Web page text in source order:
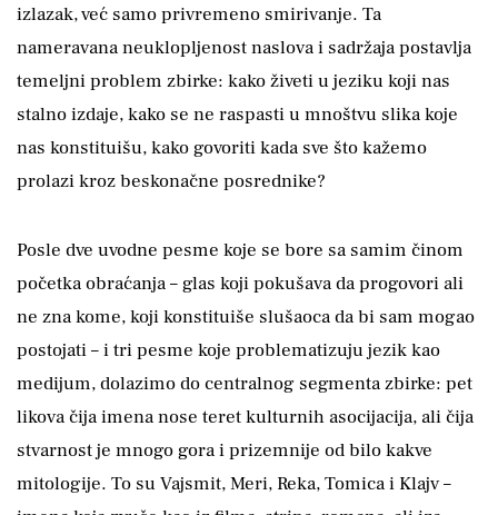
izlazak, već samo privremeno smirivanje. Ta
nameravana neuklopljenost naslova i sadržaja postavlja
temeljni problem zbirke: kako živeti u jeziku koji nas
stalno izdaje, kako se ne raspasti u mnoštvu slika koje
nas konstituišu, kako govoriti kada sve što kažemo
prolazi kroz beskonačne posrednike?
Posle dve uvodne pesme koje se bore sa samim činom
početka obraćanja – glas koji pokušava da progovori ali
ne zna kome, koji konstituiše slušaoca da bi sam mogao
postojati – i tri pesme koje problematizuju jezik kao
medijum, dolazimo do centralnog segmenta zbirke: pet
likova čija imena nose teret kulturnih asocijacija, ali čija
stvarnost je mnogo gora i prizemnije od bilo kakve
mitologije. To su Vajsmit, Meri, Reka, Tomica i Klajv –